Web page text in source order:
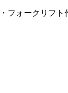
フォークリフト